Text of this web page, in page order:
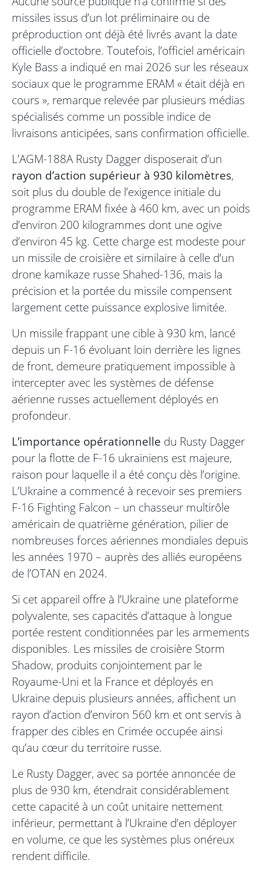
missiles issus d’un lot préliminaire ou de
préproduction ont déjà été livrés avant la date
officielle d’octobre. Toutefois, l’officiel américain
Kyle Bass a indiqué en mai 2026 sur les réseaux
sociaux que le programme ERAM « était déjà en
cours », remarque relevée par plusieurs médias
spécialisés comme un possible indice de
livraisons anticipées, sans confirmation officielle.
L’AGM-188A Rusty Dagger disposerait d’un
rayon d’action supérieur à 930 kilomètres,
soit plus du double de l’exigence initiale du
programme ERAM fixée à 460 km, avec un poids
d’environ 200 kilogrammes dont une ogive
d’environ 45 kg. Cette charge est modeste pour
un missile de croisière et similaire à celle d’un
drone kamikaze russe Shahed-136, mais la
précision et la portée du missile compensent
largement cette puissance explosive limitée.
Un missile frappant une cible à 930 km, lancé
depuis un F-16 évoluant loin derrière les lignes
de front, demeure pratiquement impossible à
intercepter avec les systèmes de défense
aérienne russes actuellement déployés en
profondeur.
L’importance opérationnelle du Rusty Dagger
pour la flotte de F-16 ukrainiens est majeure,
raison pour laquelle il a été conçu dès l’origine.
L’Ukraine a commencé à recevoir ses premiers
F-16 Fighting Falcon – un chasseur multirôle
américain de quatrième génération, pilier de
nombreuses forces aériennes mondiales depuis
les années 1970 – auprès des alliés européens
de l’OTAN en 2024.
Si cet appareil offre à l’Ukraine une plateforme
polyvalente, ses capacités d’attaque à longue
portée restent conditionnées par les armements
disponibles. Les missiles de croisière Storm
Shadow, produits conjointement par le
Royaume-Uni et la France et déployés en
Ukraine depuis plusieurs années, affichent un
rayon d’action d’environ 560 km et ont servis à
frapper des cibles en Crimée occupée ainsi
qu’au cœur du territoire russe.
Le Rusty Dagger, avec sa portée annoncée de
plus de 930 km, étendrait considérablement
cette capacité à un coût unitaire nettement
inférieur, permettant à l’Ukraine d’en déployer
en volume, ce que les systèmes plus onéreux
rendent difficile.